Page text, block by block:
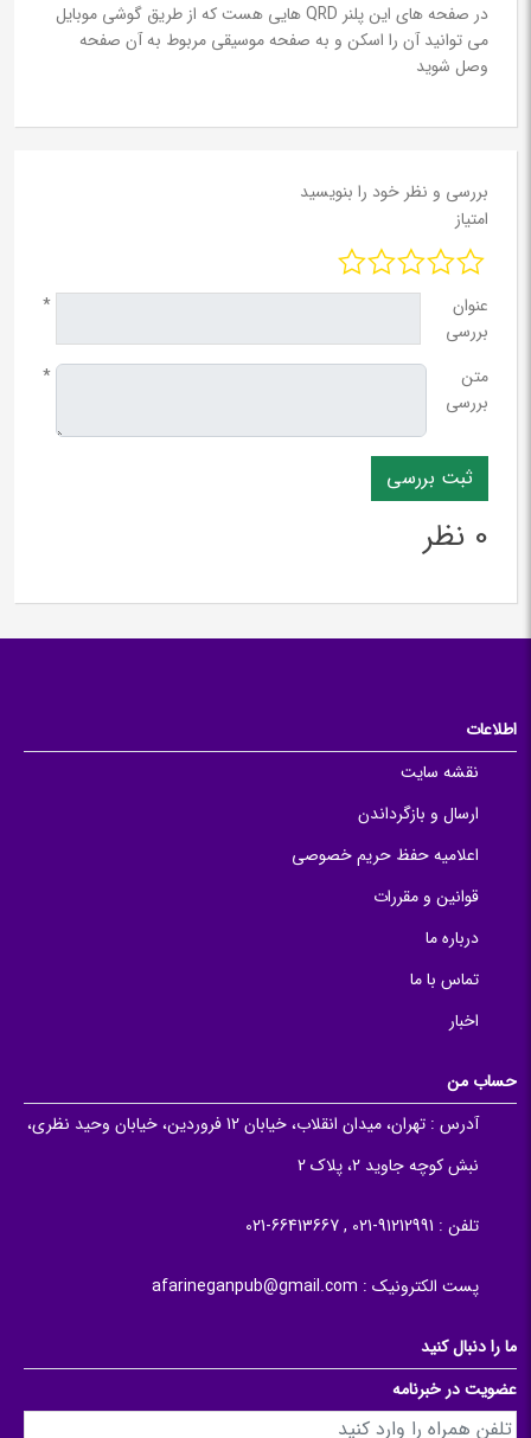
در صفحه های این پلنر QRD هایی هست که از طریق گوشی موبایل
می توانید آن را اسکن و به صفحه موسیقی مربوط به آن صفحه
وصل شوید
بررسی و نظر خود را بنویسید
امتیاز
عنوان
بررسی
*
متن
بررسی
*
0 نظر
اطلاعات
نقشه سایت
ارسال و بازگرداندن
اعلامیه حفظ حریم خصوصی
قوانین و مقررات
درباره ما
تماس با ما
اخبار
حساب من
آدرس :
تهران، میدان انقلاب، خیابان 12 فروردین، خیابان وحید نظری،
نبش کوچه جاوید 2، پلاک 2
تلفن : 91212991-021 , 66413667-021
پست الکترونیک : afarineganpub@gmail.com
ما را دنبال کنید
عضویت در خبرنامه